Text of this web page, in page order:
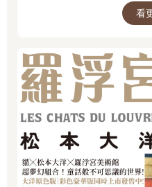
一起深入探尋羅浮宮八
看